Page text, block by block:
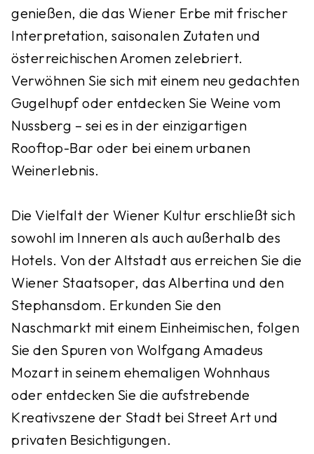
genießen, die das Wiener Erbe mit frischer
Interpretation, saisonalen Zutaten und
österreichischen Aromen zelebriert.
Verwöhnen Sie sich mit einem neu gedachten
Gugelhupf oder entdecken Sie Weine vom
Nussberg – sei es in der einzigartigen
Rooftop-Bar oder bei einem urbanen
Weinerlebnis.
Die Vielfalt der Wiener Kultur erschließt sich
sowohl im Inneren als auch außerhalb des
Hotels. Von der Altstadt aus erreichen Sie die
Wiener Staatsoper, das Albertina und den
Stephansdom. Erkunden Sie den
Naschmarkt mit einem Einheimischen, folgen
Sie den Spuren von Wolfgang Amadeus
Mozart in seinem ehemaligen Wohnhaus
oder entdecken Sie die aufstrebende
Kreativszene der Stadt bei Street Art und
privaten Besichtigungen.